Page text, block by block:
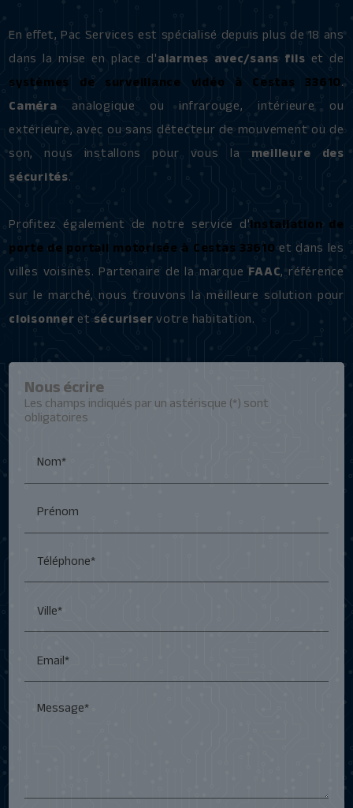
En effet, Pac Services est spécialisé depuis plus de 18 ans
dans la mise en place d'alarmes avec/sans fils et de
systèmes de surveillance vidéo à Cestas 33610.
Caméra analogique ou infrarouge, intérieure ou
extérieure, avec ou sans détecteur de mouvement ou de
son, nous installons pour vous la meilleure des
sécurités.
Profitez également de notre service d'installation de
porte de portail motorisée à Cestas 33610 et dans les
villes voisines. Partenaire de la marque FAAC, référence
sur le marché, nous trouvons la meilleure solution pour
cloisonneret sécuriservotre habitation.
Nous écrire
Les champs indiqués par un astérisque (*) sont
obligatoires
Nom*
Prénom
Téléphone*
Ville*
Email*
Message*